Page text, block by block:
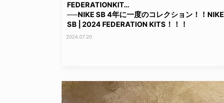
FEDERATIONKIT…
──NIKE SB 4年に一度のコレクション！！NIKE
SB | 2024 FEDERATION KITS！！！
2024.07.20